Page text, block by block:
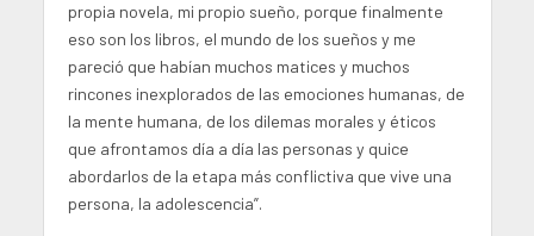
propia novela, mi propio sueño, porque finalmente
eso son los libros, el mundo de los sueños y me
pareció que habían muchos matices y muchos
rincones inexplorados de las emociones humanas, de
la mente humana, de los dilemas morales y éticos
que afrontamos día a día las personas y quice
abordarlos de la etapa más conflictiva que vive una
persona, la adolescencia”.